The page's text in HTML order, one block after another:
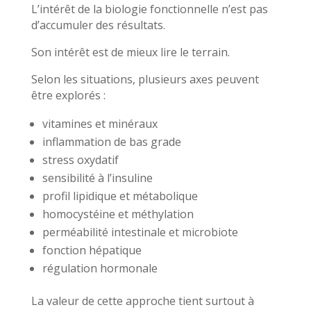
L’intérêt de la biologie fonctionnelle n’est pas
d’accumuler des résultats.
Son intérêt est de mieux lire le terrain.
Selon les situations, plusieurs axes peuvent
être explorés :
vitamines et minéraux
inflammation de bas grade
stress oxydatif
sensibilité à l’insuline
profil lipidique et métabolique
homocystéine et méthylation
perméabilité intestinale et microbiote
fonction hépatique
régulation hormonale
La valeur de cette approche tient surtout à